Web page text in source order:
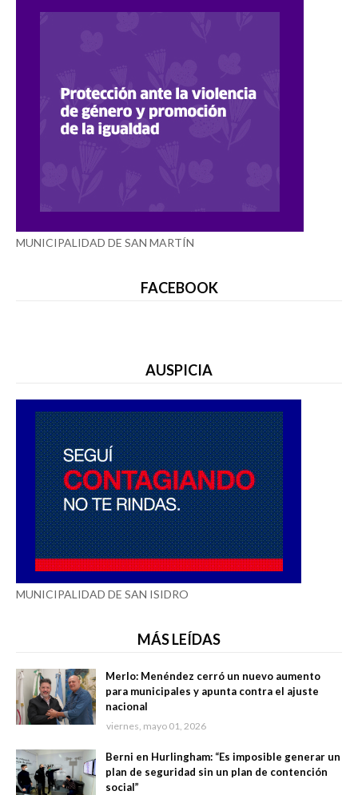
MUNICIPALIDAD DE SAN MARTÍN
FACEBOOK
AUSPICIA
MUNICIPALIDAD DE SAN ISIDRO
MÁS LEÍDAS
Merlo: Menéndez cerró un nuevo aumento
para municipales y apunta contra el ajuste
nacional
viernes, mayo 01, 2026
Berni en Hurlingham: “Es imposible generar un
plan de seguridad sin un plan de contención
social”